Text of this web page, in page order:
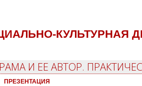
КУЛЬТУРНАЯ
И ЕЕ АВТОР.
ПРЕЗЕНТАЦИЯ